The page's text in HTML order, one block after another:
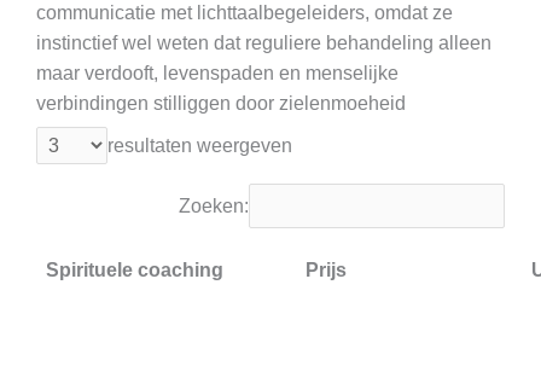
communicatie met lichttaalbegeleiders, omdat ze
instinctief wel weten dat reguliere behandeling alleen
maar verdooft, levenspaden en menselijke
verbindingen stilliggen door zielenmoeheid
resultaten weergeven
Zoeken:
Spirituele coaching Prijs